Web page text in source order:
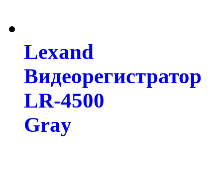
Lexand
Видеорегистратор
LR-4500
Gray